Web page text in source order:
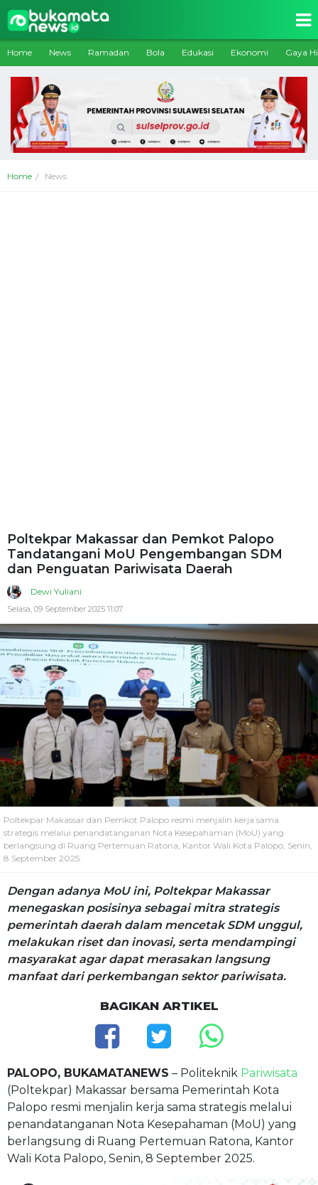
Home News Ramadan Bola Edukasi Ekonomi Gaya
Home News
Poltekpar Makassar dan Pemkot Palopo
Tandatangani MoU Pengembangan SDM
dan Penguatan Pariwisata Daerah
Dewi Yuliani
Selasa, 09 September 2025 11:07
Poltekpar Makassar dan Pemkot Palopo resmi menjalin kerja sama
strategis melalui penandatanganan Nota Kesepahaman (MoU) yang
berlangsung di Ruang Pertemuan Ratona, Kantor Wali Kota Palopo, Senin,
8 September 2025.
Dengan adanya MoU ini, Poltekpar Makassar
menegaskan posisinya sebagai mitra strategis
pemerintah daerah dalam mencetak SDM unggul,
melakukan riset dan inovasi, serta mendampingi
masyarakat agar dapat merasakan langsung
manfaat dari perkembangan sektor pariwisata.
BAGIKAN ARTIKEL
PALOPO, BUKAMATANEWS – Politeknik Pariwisata
(Poltekpar) Makassar bersama Pemerintah Kota
Palopo resmi menjalin kerja sama strategis melalui
penandatanganan Nota Kesepahaman (MoU) yang
berlangsung di Ruang Pertemuan Ratona, Kantor
Wali Kota Palopo, Senin, 8 September 2025.